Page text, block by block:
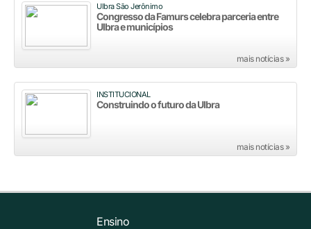
Ulbra São Jerônimo
Congresso da Famurs celebra parceria entre
Ulbra e municípios
mais notícias »
INSTITUCIONAL
Construindo o futuro da Ulbra
mais notícias »
Ensino